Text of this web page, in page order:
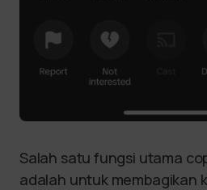
Salah satu fungsi utama
adalah untuk membagikan